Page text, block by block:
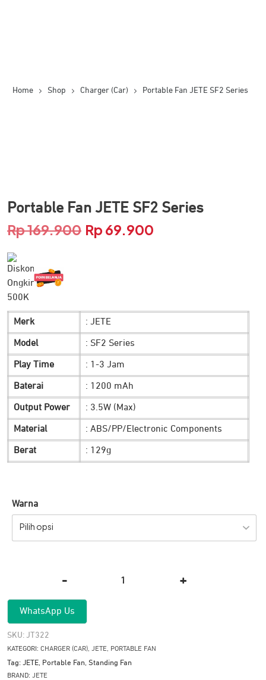
Home Shop Charger (Car) Portable Fan JETE SF2 Series
Portable Fan JETE SF2 Series
Rp169.900 Harga
Rp 69.900
Merk : JETE
Model : SF2 Series
Play Time : 1-3 Jam
Baterai : 1200 mAh
Output Power : 3.5W (Max)
Material : ABS/PP/Electronic Components
Berat : 129g
Warna
Pilih opsi
-
Portable
Fan
SF2
Series
+
WhatsApp Us
SKU: JT322
KATEGORI: CHARGER (CAR), JETE, PORTABLE FAN
Tag: JETE, Portable Fan, Standing Fan
BRAND: JETE